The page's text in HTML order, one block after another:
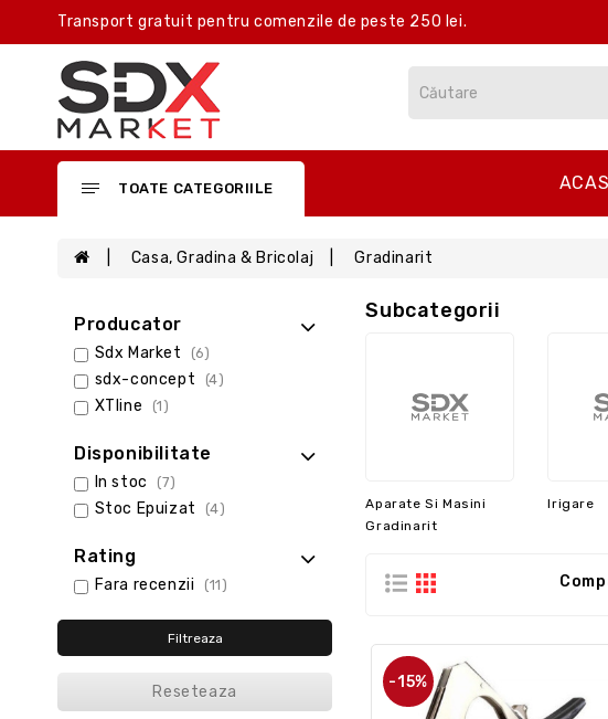
Transport gratuit pentru comenzile de peste 250 lei.
TOATE CATEGORIILE
Casa, Gradina & Bricolaj Gradinarit
Producator
Sdx Market (6)
sdx-concept (4)
XTline (1)
Disponibilitate
In stoc (7)
Stoc Epuizat (4)
Rating
Fara recenzii (11)
Filtreaza
Reseteaza
Subcategorii
Aparate Si Masini
Gradinarit
Irigare
-15%